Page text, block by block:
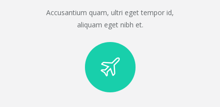
Accusantium quam, ultri eget tempor id,
aliquam eget nibh et.